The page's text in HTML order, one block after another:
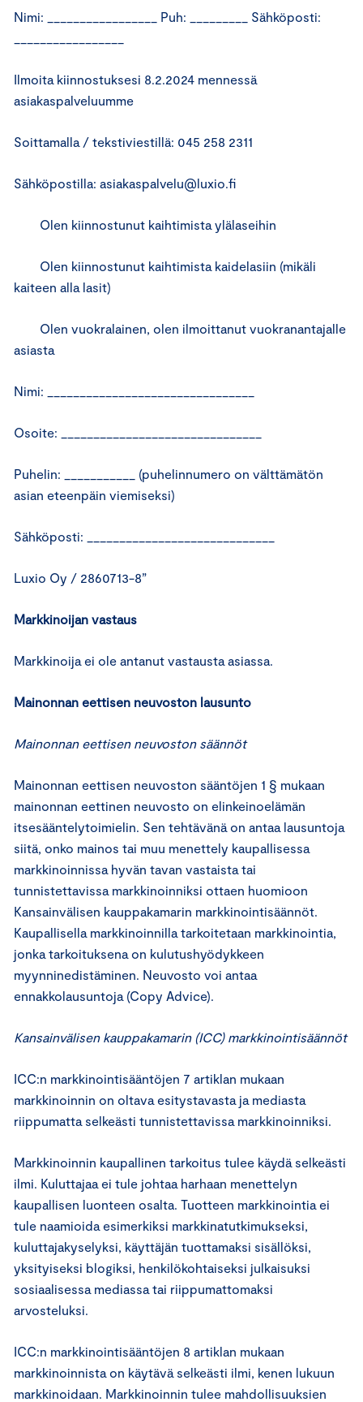
Nimi: _________________ Puh: _________ Sähköposti:
Ilmoita kiinnostuksesi 8.2.2024 mennessä
asiakaspalveluumme
Soittamalla / tekstiviestillä: 045 258 2311
Sähköpostilla: asiakaspalvelu@luxio.fi
Olen kiinnostunut kaihtimista ylälaseihin
Olen kiinnostunut kaihtimista kaidelasiin (mikäli
kaiteen alla lasit)
Olen vuokralainen, olen ilmoittanut vuokranantajalle
asiasta
Nimi: ________________________________
Osoite: _______________________________
Puhelin: ___________ (puhelinnumero on välttämätön
asian eteenpäin viemiseksi)
Sähköposti: _____________________________
Luxio Oy / 2860713-8”
Markkinoijan vastaus
Markkinoija ei ole antanut vastausta asiassa.
Mainonnan eettisen neuvoston lausunto
Mainonnan eettisen neuvoston säännöt
Mainonnan eettisen neuvoston sääntöjen 1 § mukaan
mainonnan eettinen neuvosto on elinkeinoelämän
itsesääntelytoimielin. Sen tehtävänä on antaa lausuntoja
siitä, onko mainos tai muu menettely kaupallisessa
markkinoinnissa hyvän tavan vastaista tai
tunnistettavissa markkinoinniksi ottaen huomioon
Kansainvälisen kauppakamarin markkinointisäännöt.
Kaupallisella markkinoinnilla tarkoitetaan markkinointia,
jonka tarkoituksena on kulutushyödykkeen
myynninedistäminen. Neuvosto voi antaa
ennakkolausuntoja (Copy Advice).
Kansainvälisen kauppakamarin (ICC) markkinointisäännöt
ICC:n markkinointisääntöjen 7 artiklan mukaan
markkinoinnin on oltava esitystavasta ja mediasta
riippumatta selkeästi tunnistettavissa markkinoinniksi.
Markkinoinnin kaupallinen tarkoitus tulee käydä selkeästi
ilmi. Kuluttajaa ei tule johtaa harhaan menettelyn
kaupallisen luonteen osalta. Tuotteen markkinointia ei
tule naamioida esimerkiksi markkinatutkimukseksi,
kuluttajakyselyksi, käyttäjän tuottamaksi sisällöksi,
yksityiseksi blogiksi, henkilökohtaiseksi julkaisuksi
sosiaalisessa mediassa tai riippumattomaksi
arvosteluksi.
ICC:n markkinointisääntöjen 8 artiklan mukaan
markkinoinnista on käytävä selkeästi ilmi, kenen lukuun
markkinoidaan. Markkinoinnin tulee mahdollisuuksien